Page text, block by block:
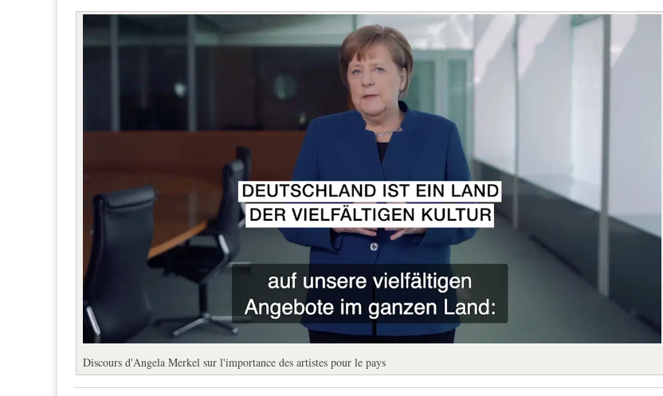
Discours d'Angela Merkel sur l'importance des artistes pour le pays